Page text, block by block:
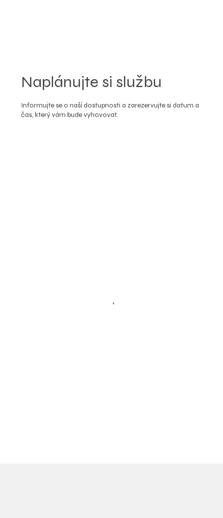
Naplánujte si službu
Informujte se o naší dostupnosti a zarezervujte si datum a
čas, který vám bude vyhovovat.